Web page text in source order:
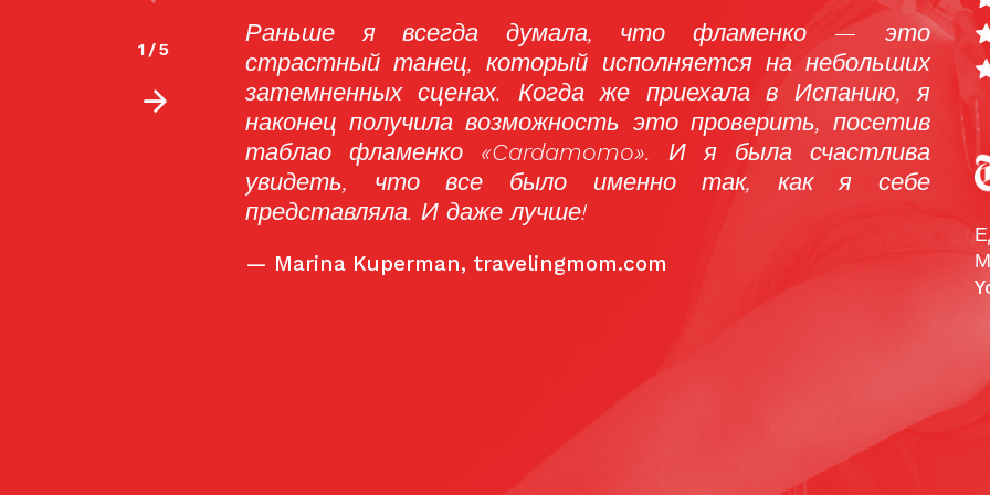
фламенко — это
на небольших
приехала в Испанию, я
проверить, посетив
И я была счастлива
так, как я себе
«Это было выше моих ожиданий! Я полюбил это местечко
и их неповторимую сангрию, когда пришел на самый
последний сеанс. Это невероятное и удивительное
представление, на котором артисты фламенко творят
настоящую магию!»
—Stpaddy315, TripAdvisor
2 /5